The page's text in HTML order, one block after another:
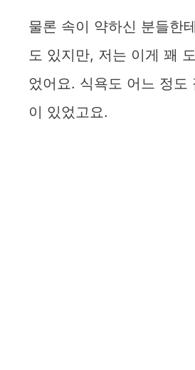
물론 속이 약하신 분들한
도 있지만, 저는 이게 꽤
었어요. 식욕도 어느 정도
이 있었고요.